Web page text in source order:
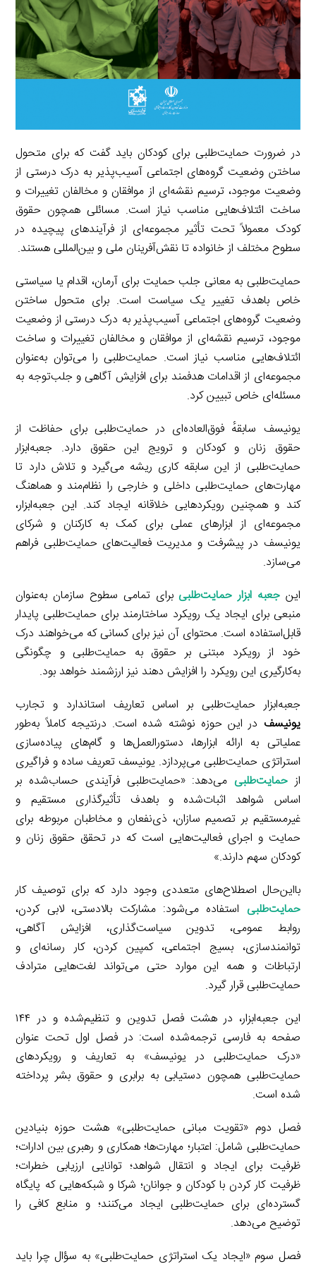
در ضرورت حمایت‌طلبی برای کودکان باید گفت که برای متحول
ساختن وضعیت گروه‌های اجتماعی آسیب‌پذیر به درک درستی از
وضعیت موجود، ترسیم نقشه‌ای از موافقان و مخالفان تغییرات و
ساخت ائتلاف‌هایی مناسب نیاز است. مسائلی همچون حقوق
کودک معمولاً تحت تأثیر مجموعه‌ای از فرآیندهای پیچیده در
سطوح مختلف از خانواده تا نقش‌آفرینان ملی و بین‌المللی هستند.
حمایت‌طلبی به معانی جلب حمایت برای آرمان، اقدام یا سیاستی
خاص باهدف تغییر یک سیاست است. برای متحول ساختن
وضعیت گروه‌های اجتماعی آسیب‌پذیر به درک درستی از وضعیت
موجود، ترسیم نقشه‌ای از موافقان و مخالفان تغییرات و ساخت
ائتلاف‌هایی مناسب نیاز است. حمایت‌طلبی را می‌توان به‌عنوان
مجموعه‌ای از اقدامات هدفمند برای افزایش آگاهی و جلب‌توجه به
مسئله‌ای خاص تبیین کرد.
یونیسف سابقهٔ فوق‌العاده‌ای در حمایت‌طلبی برای حفاظت از
حقوق زنان و کودکان و ترویج این حقوق دارد. جعبه‌ابزار
حمایت‌طلبی از این سابقه کاری ریشه می‌گیرد و تلاش دارد تا
مهارت‌های حمایت‌طلبی داخلی و خارجی را نظام‌مند و هماهنگ
کند و همچنین رویکردهایی خلاقانه ایجاد کند. این جعبه‌ابزار،
مجموعه‌ای از ابزارهای عملی برای کمک به کارکنان و شرکای
یونیسف در پیشرفت و مدیریت فعالیت‌های حمایت‌طلبی فراهم
می‌سازد.
اینجعبه ابزار حمایت‌طلبیبرای تمامی سطوح سازمان به‌عنوان
منبعی برای ایجاد یک رویکرد ساختارمند برای حمایت‌طلبی پایدار
قابل‌استفاده است. محتوای آن نیز برای کسانی که می‌خواهند درک
خود از رویکرد مبتنی بر حقوق به حمایت‌طلبی و چگونگی
به‌کارگیری این رویکرد را افزایش دهند نیز ارزشمند خواهد بود.
جعبه‌ابزار حمایت‌طلبی بر اساس تعاریف استاندارد و تجارب
یونیسف در این حوزه نوشته شده است. درنتیجه کاملاً به‌طور
عملیاتی به ارائه ابزارها، دستورالعمل‌ها و گام‌های پیاده‌سازی
استراتژی حمایت‌طلبی می‌پردازد. یونیسف تعریف ساده و فراگیری
ازحمایت‌طلبی می‌دهد: «حمایت‌طلبی فرآیندی حساب‌شده بر
اساس شواهد اثبات‌شده و باهدف تأثیرگذاری مستقیم و
غیرمستقیم بر تصمیم سازان، ذی‌نفعان و مخاطبان مربوطه برای
حمایت و اجرای فعالیت‌هایی است که در تحقق حقوق زنان و
کودکان سهم دارند.»
بااین‌حال اصطلاح‌های متعددی وجود دارد که برای توصیف کار
حمایت‌طلبی استفاده می‌شود: مشارکت بالادستی، لابی کردن،
روابط عمومی، تدوین سیاست‌گذاری، افزایش آگاهی،
توانمندسازی، بسیج اجتماعی، کمپین کردن، کار رسانه‌ای و
ارتباطات و همه این موارد حتی می‌تواند لغت‌هایی مترادف
حمایت‌طلبی قرار گیرد.
این جعبه‌ابزار، در هشت فصل تدوین و تنظیم‌شده و در ۱۴۴
صفحه به فارسی ترجمه‌شده است: در فصل اول تحت عنوان
«درک حمایت‌طلبی در یونیسف» به تعاریف و رویکردهای
حمایت‌طلبی همچون دستیابی به برابری و حقوق بشر پرداخته
شده است.
فصل دوم «تقویت مبانی حمایت‌طلبی» هشت حوزه بنیادین
حمایت‌طلبی شامل: اعتبار؛ مهارت‌ها؛ همکاری و رهبری بین ادارات؛
ظرفیت برای ایجاد و انتقال شواهد؛ توانایی ارزیابی خطرات؛
ظرفیت کار کردن با کودکان و جوانان؛ شرکا و شبکه‌هایی که پایگاه
گسترده‌ای برای حمایت‌طلبی ایجاد می‌کنند؛ و منابع کافی را
توضیح می‌دهد.
فصل سوم «ایجاد یک استراتژی حمایت‌طلبی» به سؤال چرا باید